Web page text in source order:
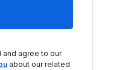
agree to our
about our related